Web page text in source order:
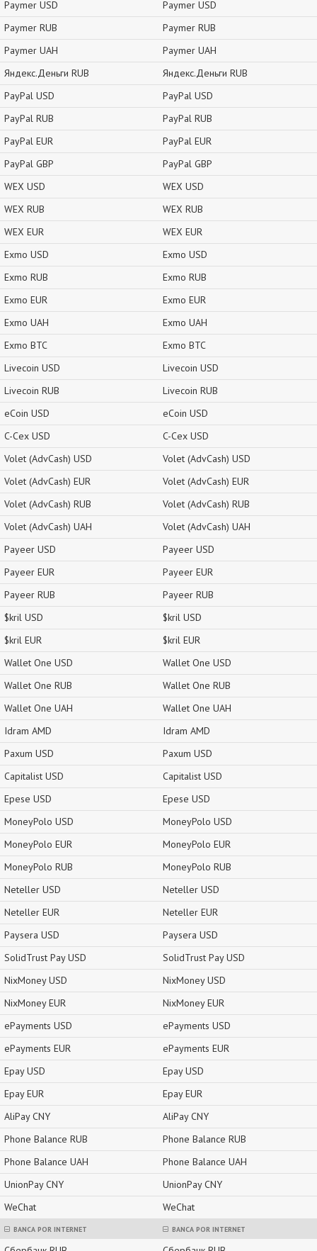
Paymer USD
Paymer RUB
Paymer UAH
Яндекс.Деньги RUB
PayPal USD
PayPal RUB
PayPal EUR
PayPal GBP
WEX USD
WEX RUB
WEX EUR
Exmo USD
Exmo RUB
Exmo EUR
Exmo UAH
Exmo BTC
Livecoin USD
Livecoin RUB
eCoin USD
C-Cex USD
Volet (AdvCash) USD
Volet (AdvCash) EUR
Volet (AdvCash) RUB
Volet (AdvCash) UAH
Payeer USD
Payeer EUR
Payeer RUB
$kril USD
$kril EUR
Wallet One USD
Wallet One RUB
Wallet One UAH
Idram AMD
Paxum USD
Capitalist USD
Epese USD
MoneyPolo USD
MoneyPolo EUR
MoneyPolo RUB
Neteller USD
Neteller EUR
Paysera USD
SolidTrust Pay USD
NixMoney USD
NixMoney EUR
ePayments USD
ePayments EUR
Epay USD
Epay EUR
AliPay CNY
Phone Balance RUB
Phone Balance UAH
UnionPay CNY
WeChat
BANCA POR INTERNET
Paymer USD
Paymer RUB
Paymer UAH
Яндекс.Деньги RUB
PayPal USD
PayPal RUB
PayPal EUR
PayPal GBP
WEX USD
WEX RUB
WEX EUR
Exmo USD
Exmo RUB
Exmo EUR
Exmo UAH
Exmo BTC
Livecoin USD
Livecoin RUB
eCoin USD
C-Cex USD
Volet (AdvCash) USD
Volet (AdvCash) EUR
Volet (AdvCash) RUB
Volet (AdvCash) UAH
Payeer USD
Payeer EUR
Payeer RUB
$kril USD
$kril EUR
Wallet One USD
Wallet One RUB
Wallet One UAH
Idram AMD
Paxum USD
Capitalist USD
Epese USD
MoneyPolo USD
MoneyPolo EUR
MoneyPolo RUB
Neteller USD
Neteller EUR
Paysera USD
SolidTrust Pay USD
NixMoney USD
NixMoney EUR
ePayments USD
ePayments EUR
Epay USD
Epay EUR
AliPay CNY
Phone Balance RUB
Phone Balance UAH
UnionPay CNY
WeChat
BANCA POR INTERNET